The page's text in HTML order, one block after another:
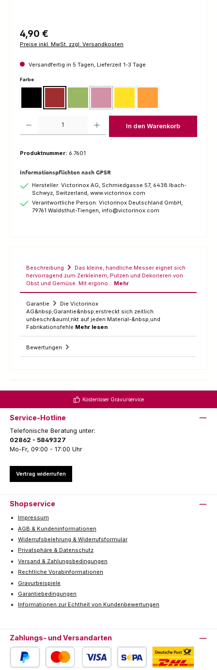
Regulärer Preis:
4,90 €
Preise inkl. MwSt. zzgl. Versandkosten
Versandfertig in 5 Tagen, Lieferzeit 1-3 Tage
Farbeauswählen
In den Warenkorb
Produktnummer: 6.7601
Informationspflichten nach GPSR
Hersteller: Victorinox AG, Schmiedgasse 57, 6438 Ibach-
Schwyz, Switzerland, www.victorinox.com
Verantwortliche Person: Victorinox Deutschland GmbH,
79761 Waldsthut-Tiengen, info@victorinox.com
Beschreibung
Das kleine, handliche Messer eignet sich
hervorragend zum Zerkleinern, Putzen und Dekorieren von
Obst und Gemüse. Mit ergono… Mehr
Garantie
Die Victorinox
AG&nbsp;Garantie&nbsp;erstreckt sich zeitlich
unbeschr&auml;nkt auf jeden Material-&nbsp;und
Fabrikationsfehle Mehr lesen
Bewertungen
Kostenloser Gravurservice
Service-Hotline
Telefonische Beratung unter:
02862 - 5849327
Mo-Fr, 09:00 - 17:00 Uhr
Vertrag widerrufen
Shopservice
Impressum
AGB & Kundeninformationen
Widerrufsbelehrung & Widerrufsformular
Privatsphäre & Datenschutz
Versand & Zahlungsbedingungen
Rechtliche Vorabinformationen
Gravurbeispiele
Garantiebedingungen
Informationen zur Echtheit von Kundenbewertungen
Zahlungs- und Versandarten